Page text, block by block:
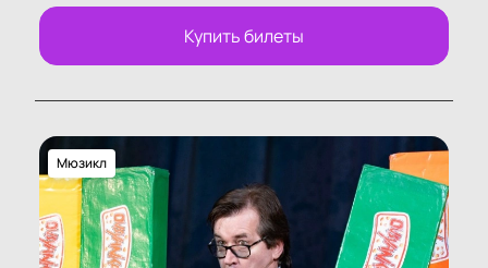
комфорта. Для бронирования используйте онлайн-
форму или позвоните нам — менеджер расскажет о
расположении мест, правилах заказа и поможет
Для организаций действуют специальные условия
для коллективного посещения театра. Групповые
заявки принимаются через форму обратной связи
или по телефону — представитель компании
ответит на вопросы об оплате, организации
Купить билеты
Мюзикл